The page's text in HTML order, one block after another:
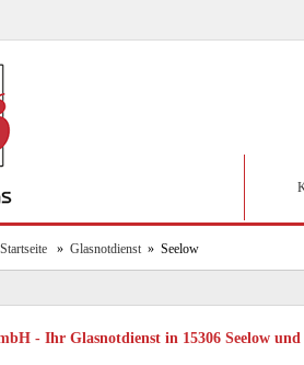
Startseite » Glasnotdienst » Seelow
- Ihr Glasnotdienst in 15306 Seelow